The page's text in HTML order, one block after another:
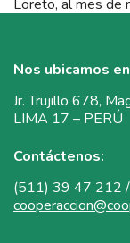
Loreto, al mes de
Nos ubicamos
Jr. Trujillo 678,
LIMA 17 – PERÚ
Contáctenos:
(511) 39 47 212